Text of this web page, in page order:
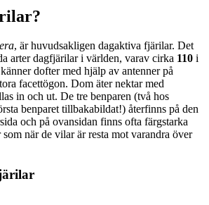
, är huvudsakligen dagaktiva fjärilar. Det
arter dagfjärilar i världen, varav cirka 110 i
dofter med hjälp av antenner på
facettögon. Dom äter nektar med
in och ut. De tre benparen (två hos
benparet tillbakabildat!) återfinns på den
och på ovansidan finns ofta färgstarka
när de vilar är resta mot varandra över